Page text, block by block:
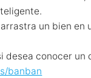
arrastra un bien
desea conocer un
banban